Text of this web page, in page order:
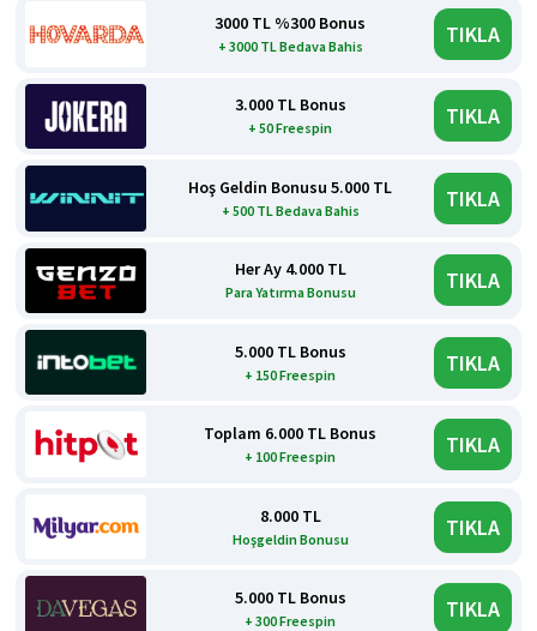
3000 TL %300 Bonus
+ 3000 TL Bedava Bahis TIKLA
3.000 TL Bonus
+ 50 Freespin TIKLA
Hoş Geldin Bonusu 5.000 TL
+ 500 TL Bedava Bahis TIKLA
Her Ay 4.000 TL
Para Yatırma Bonusu TIKLA
5.000 TL Bonus
+ 150 Freespin TIKLA
Toplam 6.000 TL Bonus
+ 100 Freespin TIKLA
8.000 TL
Hoşgeldin Bonusu TIKLA
5.000 TL Bonus
+ 300 Freespin TIKLA